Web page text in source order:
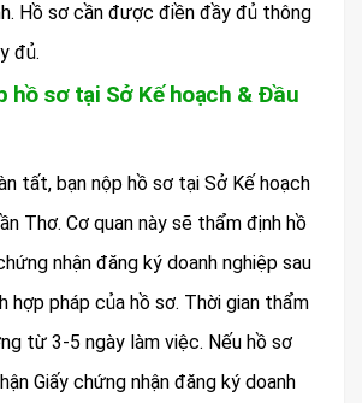
Hồ sơ cần được điền đầy đủ thông
đủ.
hồ sơ tại Sở Kế hoạch & Đầu
tất, bạn nộp hồ sơ tại Sở Kế hoạch
Thơ. Cơ quan này sẽ thẩm định hồ
nhận đăng ký doanh nghiệp sau
hợp pháp của hồ sơ. Thời gian thẩm
từ 3-5 ngày làm việc. Nếu hồ sơ
Giấy chứng nhận đăng ký doanh